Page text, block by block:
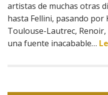
artistas de muchas otras
hasta Fellini, pasando por
Toulouse-Lautrec,
una fuente inacabable…